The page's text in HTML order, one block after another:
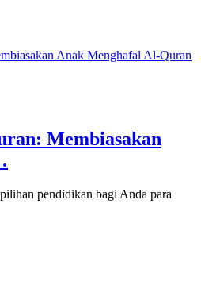
Membiasakan
pendidikan bagi Anda para